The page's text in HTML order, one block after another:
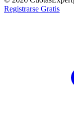
Registrarse Gratis